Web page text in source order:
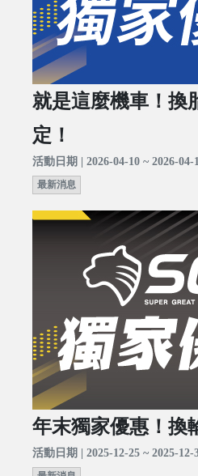
就是這麼機車！換
定！
活動日期 | 2026-04-10 ~ 2026-04-
最新消息
年末獨家優惠！換
活動日期 | 2025-12-25 ~ 2025-12-